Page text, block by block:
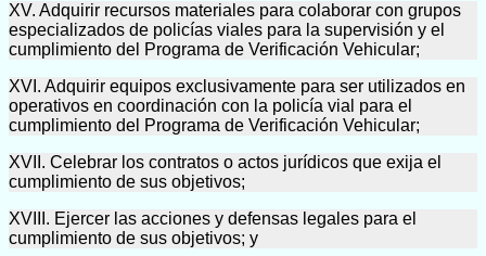
XV. Adquirir recursos materiales para colaborar con grupos
especializados de policías viales para la supervisión y el
cumplimiento del Programa de Verificación Vehicular;
XVI. Adquirir equipos exclusivamente para ser utilizados en
operativos en coordinación con la policía vial para el
cumplimiento del Programa de Verificación Vehicular;
XVII. Celebrar los contratos o actos jurídicos que exija el
cumplimiento de sus objetivos;
XVIII. Ejercer las acciones y defensas legales para el
cumplimiento de sus objetivos; y